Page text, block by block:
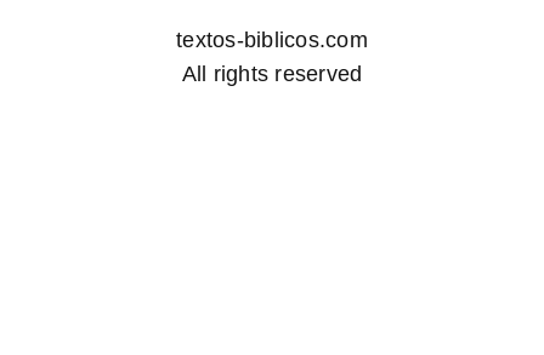
textos-biblicos.com
All rights reserved